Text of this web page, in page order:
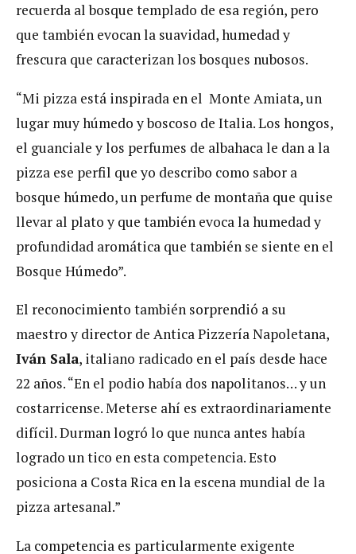
recuerda al bosque templado de esa región, pero
que también evocan la suavidad, humedad y
frescura que caracterizan los bosques nubosos.
“Mi pizza está inspirada en el Monte Amiata, un
lugar muy húmedo y boscoso de Italia. Los hongos,
el guanciale y los perfumes de albahaca le dan a la
pizza ese perfil que yo describo como sabor a
bosque húmedo, un perfume de montaña que quise
llevar al plato y que también evoca la humedad y
profundidad aromática que también se siente en el
Bosque Húmedo”.
El reconocimiento también sorprendió a su
maestro y director de Antica Pizzería Napoletana,
Iván Sala, italiano radicado en el país desde hace
22 años. “En el podio había dos napolitanos… y un
costarricense. Meterse ahí es extraordinariamente
difícil. Durman logró lo que nunca antes había
logrado un tico en esta competencia. Esto
posiciona a Costa Rica en la escena mundial de la
pizza artesanal.”
La competencia es particularmente exigente